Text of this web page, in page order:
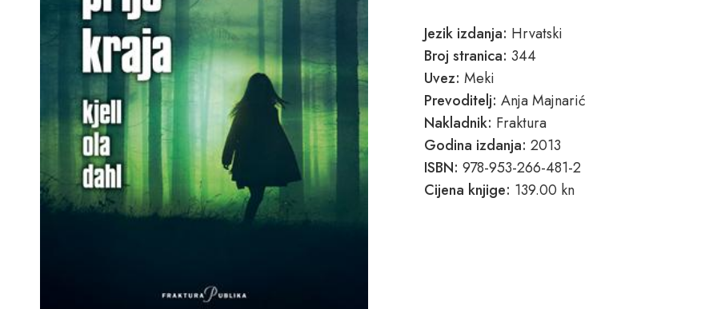
Jezik izdanja: Hrvatski
Broj stranica: 344
Uvez: Meki
Prevoditelj: Anja Majnarić
Nakladnik: Fraktura
Godina izdanja: 2013
ISBN: 978-953-266-481-2
Cijena knjige: 139.00 kn